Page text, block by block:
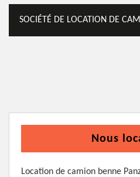
SOCIÉTÉ DE LOCATION DE
Nous
Location de camion benne